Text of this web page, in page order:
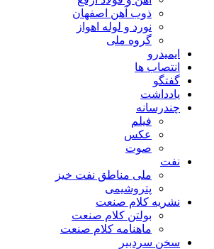
ذوب آهن اصفهان
نورد و لوله اهواز
گروه ملی
ایمیدرو
انتصاب ها
گفتگو
یادداشت
چندرسانه
فیلم
عکس
صوت
نفت
ملی مناطق نفت خیز
پتروشیمی
نشریه کلام صنعت
بولتن کلام صنعت
ماهنامه کلام صنعت
سخن سردبیر